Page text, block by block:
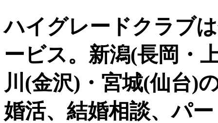
ハイグレードクラブ
ービス。新潟(長岡・
川(金沢)・宮城(仙台)
婚活、結婚相談、パ